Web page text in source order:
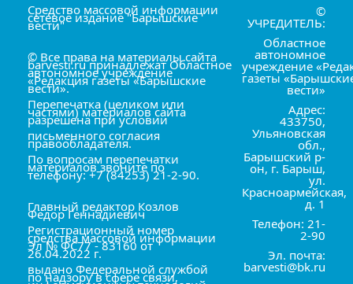
Средство массовой информации
сетевое издание "Барышские
вести"
© Все права на материалы сайта
barvesti.ru принадлежат Областное
автономное учреждение
«Редакция газеты «Барышские
вести».
Перепечатка (целиком или
частями) материалов сайта
разрешена при условии
письменного согласия
правообладателя.
По вопросам перепечатки
материалов звоните по
телефону: +7 (84253) 21-2-90.
Главный редактор Козлов
Фёдор Геннадиевич
Регистрационный номер
средства массовой информации
Эл № ФС77 - 83160 от
26.04.2022 г.
выдано Федеральной службой
по надзору в сфере связи,
©
УЧРЕДИТЕЛЬ:
Областное
автономное
учреждение
газеты
вести»
Адрес:
433750,
Ульяновская
обл.,
Барышский р-
он, г. Барыш,
ул.
Красноармейская,
д. 1
Телефон: 21-
2-90
Эл. почта:
barvesti@bk.ru